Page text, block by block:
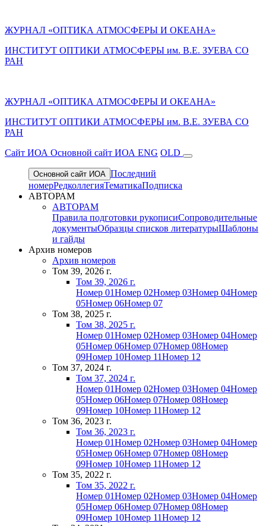
ЖУРНАЛ «ОПТИКА АТМОСФЕРЫ И ОКЕАНА»
ИНСТИТУТ ОПТИКИ АТМОСФЕРЫ им. В.Е. ЗУЕВА СО
РАН
ЖУРНАЛ «ОПТИКА АТМОСФЕРЫ И ОКЕАНА»
ИНСТИТУТ ОПТИКИ АТМОСФЕРЫ им. В.Е. ЗУЕВА СО
РАН
Cайт ИОА Основной сайт ИОА ENG OLD
Основной сайт ИОА Последний
номерРедколлегияТематикаПодписка
АВТОРАМ
АВТОРАМ
Правила подготовки рукописиСопроводительные
документыОбразцы списков литературыШаблоны
и гайды
Архив номеров
Архив номеров
Том 39, 2026 г.
Том 39, 2026 г.
Номер 01Номер 02Номер 03Номер 04Номер
05Номер 06Номер 07
Том 38, 2025 г.
Том 38, 2025 г.
Номер 01Номер 02Номер 03Номер 04Номер
05Номер 06Номер 07Номер 08Номер
09Номер 10Номер 11Номер 12
Том 37, 2024 г.
Том 37, 2024 г.
Номер 01Номер 02Номер 03Номер 04Номер
05Номер 06Номер 07Номер 08Номер
09Номер 10Номер 11Номер 12
Том 36, 2023 г.
Том 36, 2023 г.
Номер 01Номер 02Номер 03Номер 04Номер
05Номер 06Номер 07Номер 08Номер
09Номер 10Номер 11Номер 12
Том 35, 2022 г.
Том 35, 2022 г.
Номер 01Номер 02Номер 03Номер 04Номер
05Номер 06Номер 07Номер 08Номер
09Номер 10Номер 11Номер 12